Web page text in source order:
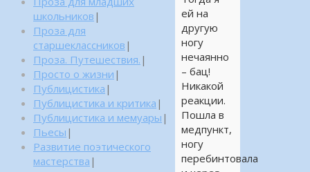
ей на
другую
ногу
нечаянно
– бац!
Никакой
реакции.
Пошла в
медпункт,
ногу
перебинтовала
школьников |
Проза для
старшеклассников |
Проза. Путешествия. |
Просто о жизни |
Публицистика |
Публицистика и критика |
Публицистика и мемуары |
Пьесы |
Развитие поэтического
мастерства |